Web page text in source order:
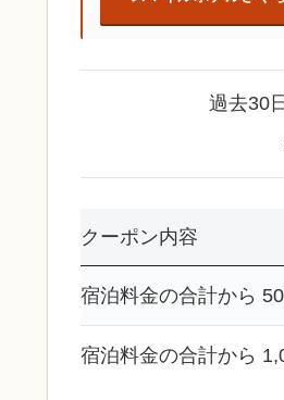
過去30
クーポン内容
宿泊料金の合計から
宿泊料金の合計から